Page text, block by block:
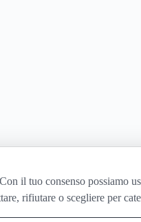
il tuo consenso possiamo
rifiutare o scegliere per